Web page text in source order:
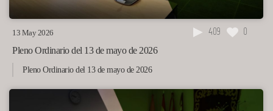
13 May 2026 409 0
Pleno Ordinario del 13 de mayo de 2026
Pleno Ordinario del 13 de mayo de 2026